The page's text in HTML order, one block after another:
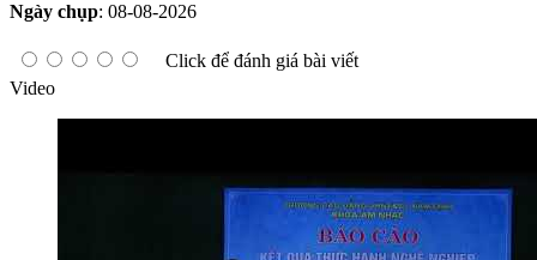
Ngày chụp: 08-08-2026
Click để đánh giá bài viết
Video